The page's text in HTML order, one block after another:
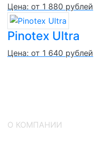
Цена: от 1 880 рублей
Pinotex Ultra
Цена: от 1 640 рублей
О КОМПАНИИ